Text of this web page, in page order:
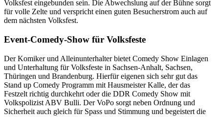
Volksfest eingebunden sein. Die Abwechslung auf der Bühne sorgt
für volle Zelte und verspricht einen guten Besucherstrom auch auf
dem nächsten Volksfest.
Event-Comedy-Show für Volksfeste
Der Komiker und Alleinunterhalter bietet Comedy Show Einlagen
und Unterhaltung für Volksfeste in Sachsen-Anhalt, Sachsen,
Thüringen und Brandenburg. Hierfür eigenen sich sehr gut das
Stand up Comedy Programm mit Hausmeister Kalle, der das
Festzelt richtig durchkehrt oder die DDR Comedy Show mit
Volkspolizist ABV Bulli. Der VoPo sorgt neben Ordnung und
Sicherheit auch gleich für Spass und Stimmung und begeistert die